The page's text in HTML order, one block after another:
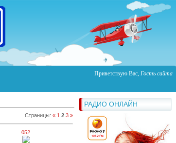
Приветствую Вас, Гость сайта
РАДИО ОНЛАЙН
Страницы: « 1 2 3 »
052